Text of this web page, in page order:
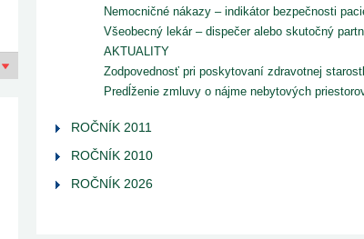
Nemocničné nákazy – indikátor bezpečnosti
Všeobecný lekár – dispečer alebo skutočný
AKTUALITY
Zodpovednosť pri poskytovaní zdravotnej
Predĺženie zmluvy o nájme nebytových
ROČNÍK 2011
ROČNÍK 2010
ROČNÍK 2026